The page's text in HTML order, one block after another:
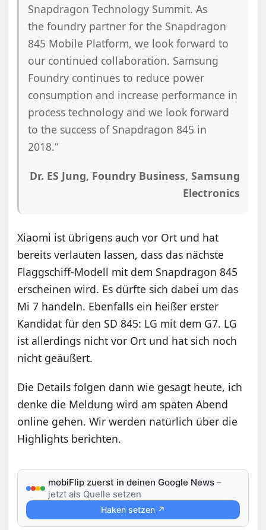
Snapdragon Technology Summit. As
the foundry partner for the Snapdragon
845 Mobile Platform, we look forward to
our continued collaboration. Samsung
Foundry continues to reduce power
consumption and increase performance in
process technology and we look forward
to the success of Snapdragon 845 in
2018.“
Dr. ES Jung, Foundry Business, Samsung
Electronics
Xiaomi ist übrigens auch vor Ort und hat
bereits verlauten lassen, dass das nächste
Flaggschiff-Modell mit dem Snapdragon 845
erscheinen wird. Es dürfte sich dabei um das
Mi 7 handeln. Ebenfalls ein heißer erster
Kandidat für den SD 845: LG mit dem G7. LG
ist allerdings nicht vor Ort und hat sich noch
nicht geäußert.
Die Details folgen dann wie gesagt heute, ich
denke die Meldung wird am späten Abend
online gehen. Wir werden natürlich über die
Highlights berichten.
mobiFlip zuerst in deinen Google News –
jetzt als Quelle setzen
Haken setzen ↗